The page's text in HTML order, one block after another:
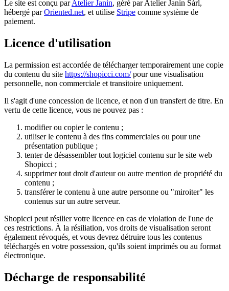
Le site est conçu parAtelier Janin, géré par Atelier Janin Sàrl,
hébergé parOriented.net, et utilise Stripe comme système de
paiement.
Licence d'utilisation
La permission est accordée de télécharger temporairement une copie
du contenu du site https://shopicci.com/pour une visualisation
personnelle, non commerciale et transitoire uniquement.
Il s'agit d'une concession de licence, et non d'un transfert de titre. En
vertu de cette licence, vous ne pouvez pas :
modifier ou copier le contenu ;
utiliser le contenu à des fins commerciales ou pour une
présentation publique ;
tenter de désassembler tout logiciel contenu sur le site web
Shopicci ;
supprimer tout droit d'auteur ou autre mention de propriété du
contenu ;
transférer le contenu à une autre personne ou "miroiter" les
contenus sur un autre serveur.
Shopicci peut résilier votre licence en cas de violation de l'une de
ces restrictions. À la résiliation, vos droits de visualisation seront
également révoqués, et vous devrez détruire tous les contenus
téléchargés en votre possession, qu'ils soient imprimés ou au format
électronique.
Décharge de responsabilité